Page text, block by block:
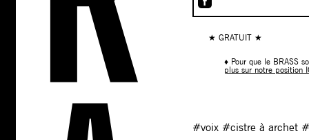
★ GRATUIT ★
♦ Pour que le BRASS
plus sur notre position
#voix #cistre à archet